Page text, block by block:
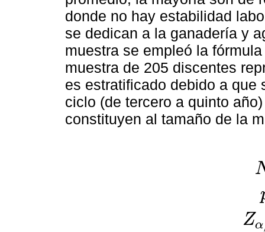
donde no hay estabilidad
se dedican a la ganadería y
muestra se empleó la
muestra de 205 discentes
es estratificado debido a que
ciclo (de tercero a quinto
constituyen al tamaño de la
N =
p
Zα
Zα/2=